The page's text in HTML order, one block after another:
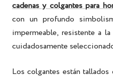
cadenas y colgantes para
con un profundo
impermeable, resistente a
cuidadosamente
Los colgantes están